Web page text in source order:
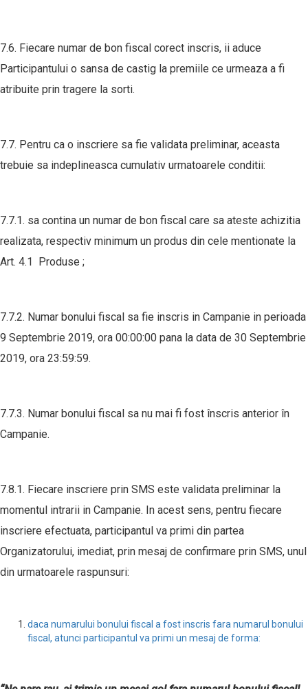
7.6. Fiecare numar de bon fiscal corect inscris, ii aduce
Participantului o sansa de castig la premiile ce urmeaza a fi
atribuite prin tragere la sorti.
7.7. Pentru ca o inscriere sa fie validata preliminar, aceasta
trebuie sa indeplineasca cumulativ urmatoarele conditii:
7.7.1. sa contina un numar de bon fiscal care sa ateste achizitia
realizata, respectiv minimum un produs din cele mentionate la
Art. 4.1 Produse ;
7.7.2. Numar bonului fiscal sa fie inscris in Campanie in perioada
9 Septembrie 2019, ora 00:00:00 pana la data de 30 Septembrie
2019, ora 23:59:59.
7.7.3. Numar bonului fiscal sa nu mai fi fost înscris anterior în
Campanie.
7.8.1. Fiecare inscriere prin SMS este validata preliminar la
momentul intrarii in Campanie. In acest sens, pentru fiecare
inscriere efectuata, participantul va primi din partea
Organizatorului, imediat, prin mesaj de confirmare prin SMS, unul
din urmatoarele raspunsuri:
daca numarului bonului fiscal a fost inscris fara numarul bonului
fiscal, atunci participantul va primi un mesaj de forma: